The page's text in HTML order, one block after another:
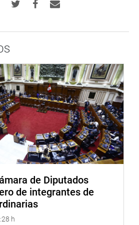
de Diputados
de integrantes de
h